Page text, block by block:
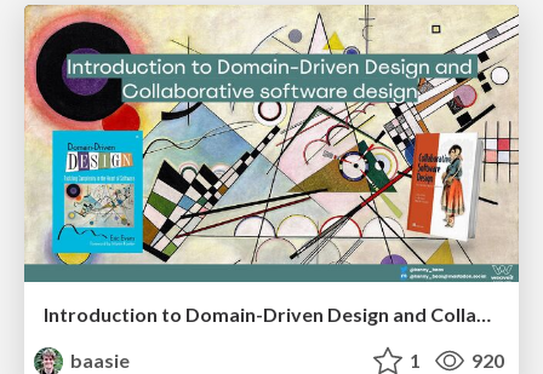
Introduction to Domain-Driven Design and Collaborative software design
baasie
1 920